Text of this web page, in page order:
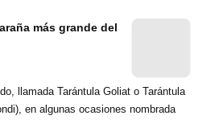
más grande del
llamada Tarántula Goliat o Tarántula
en algunas ocasiones nombrada